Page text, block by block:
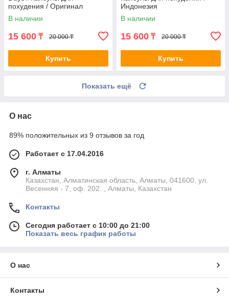
похудения / Оригинал
В наличии
15 600 ₸ 20 000 ₸
Купить
Индонезия
В наличии
15 600 ₸ 20 000 ₸
Купить
Показать ещё
О нас
89% положительных из 9 отзывов за год
Работает с 17.04.2016
г. Алматы
Казахстан, Алматинская область, Алматы, 041600, ул.
Весенняя - 7, оф. 202. , Алматы, Казахстан
Контакты
Сегодня работает с 10:00 до 21:00
Показать весь график работы
О нас
Контакты